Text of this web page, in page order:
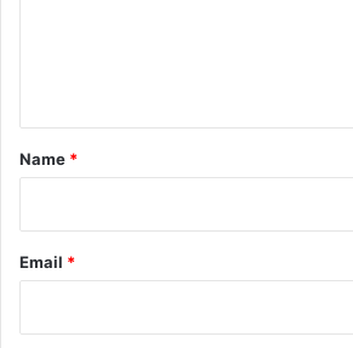
*
Name *
Email *